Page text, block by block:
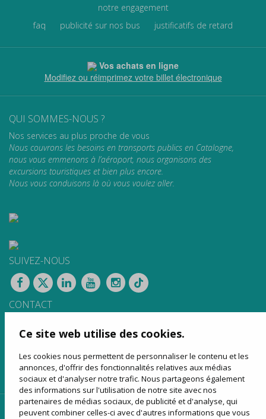
Ce site web utilise des cookies.
Les cookies nous permettent de personnaliser le contenu et les
annonces, d'offrir des fonctionnalités relatives aux médias
sociaux et d'analyser notre trafic. Nous partageons également
des informations sur l'utilisation de notre site avec nos
partenaires de médias sociaux, de publicité et d'analyse, qui
peuvent combiner celles-ci avec d'autres informations que vous
notre engagement
faq
publicité sur nos bus justificatifs de retard
Vos achats en ligne
Modifiez ou réimprimez votre billet électronique
QUI SOMMES-NOUS ?
Nos services au plus proche de vous
Nous couvrons les besoins en transports publics en Catalogne,
nous vous emmenons à l’aéroport, nous organisons des
excursions touristiques et bien plus encore.
Nous vous conduisons là où vous voulez aller.
SUIVEZ-NOUS
CONTACT
08100 Mollet del Vallès
www.sagales.com
info@sagales.com
page d’accueil qui sommes-nous ? lignes régulières